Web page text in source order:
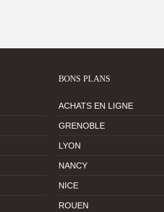
BONS PLANS
ACHATS EN LIGNE
GRENOBLE
LYON
NANCY
NICE
ROUEN